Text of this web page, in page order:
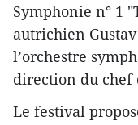
Symphonie n° 1
autrichien
l’orchestre
direction du chef
Le festival